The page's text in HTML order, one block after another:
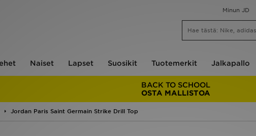
Minun JD
Naiset Lapset Suosikit Tuotemerkit Jalkapallo
BACK TO SCHOOL
OSTA MALLISTOA
Jordan Paris Saint Germain Strike Drill Top